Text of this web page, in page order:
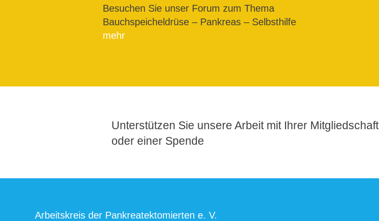
Besuchen Sie unser Forum zum Thema
Bauchspeicheldrüse – Pankreas – Selbsthilfe
mehr
Unterstützen Sie unsere Arbeit mit Ihrer Mitgliedschaft
oder einer Spende
Arbeitskreis der Pankreatektomierten e. V.